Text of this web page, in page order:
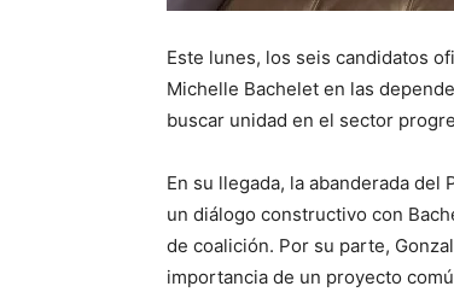
Este lunes, los seis candidatos
Michelle Bachelet en las
buscar unidad en el sector
En su llegada, la abanderada
un diálogo constructivo con
de coalición. Por su parte,
importancia de un proyecto